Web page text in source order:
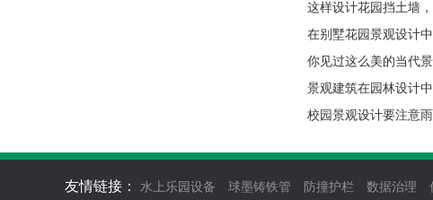
这样设计花园挡土墙
在别墅花园景观设计
你见过这么美的当代
景观建筑在园林设计
校园景观设计要注意
友情链接： 水上乐园设备 球墨铸铁管 防撞护栏 数据治理